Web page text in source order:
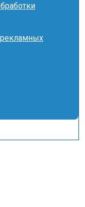
рекламных